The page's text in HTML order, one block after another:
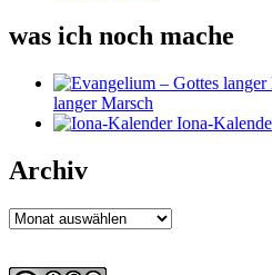
was ich noch mache
langer Marsch
Iona-
Archiv
Archiv